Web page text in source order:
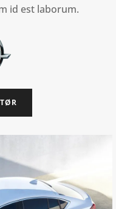
id est laborum.